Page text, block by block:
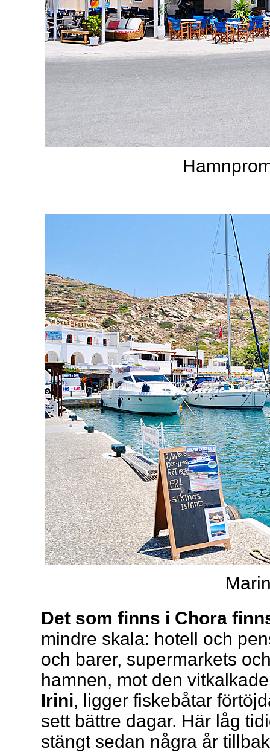
Det som finns i Chora
mindre skala: hotell och
och barer, supermarkets
hamnen, mot den
Irini, ligger fiskebåtar
sett bättre dagar. Här låg
stängt sedan några år